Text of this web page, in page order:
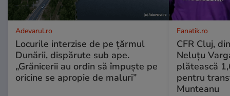
Adevarul.ro
Locurile interzise de pe țărmul
Dunării, dispărute sub ape.
„Grănicerii au ordin să împuște pe
oricine se apropie de maluri”
Fanatik.ro
CFR Cluj,
Neluțu
plătească
pentru
Munteanu